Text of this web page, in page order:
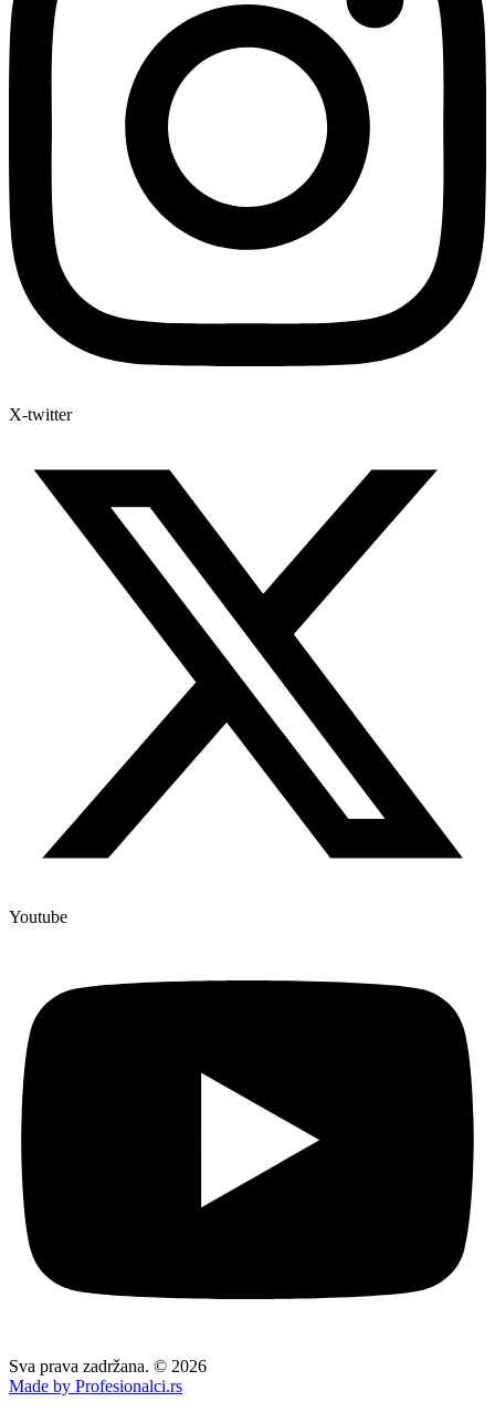
X-twitter
Youtube
Sva prava zadržana. © 2026
Made by Profesionalci.rs